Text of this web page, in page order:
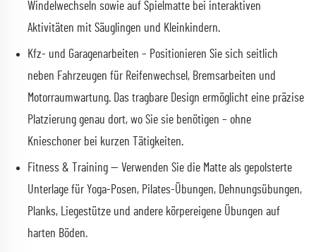
Windelwechseln sowie auf Spielmatte bei interaktiven
Aktivitäten mit Säuglingen und Kleinkindern.
Kfz- und Garagenarbeiten – Positionieren Sie sich seitlich
neben Fahrzeugen für Reifenwechsel, Bremsarbeiten und
Motorraumwartung. Das tragbare Design ermöglicht eine präzise
Platzierung genau dort, wo Sie sie benötigen – ohne
Knieschoner bei kurzen Tätigkeiten.
Fitness & Training — Verwenden Sie die Matte als gepolsterte
Unterlage für Yoga-Posen, Pilates-Übungen, Dehnungsübungen,
Planks, Liegestütze und andere körpereigene Übungen auf
harten Böden.